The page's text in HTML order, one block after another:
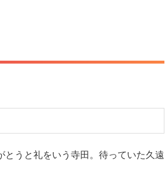
とうと礼をいう寺田。待っていた久遠